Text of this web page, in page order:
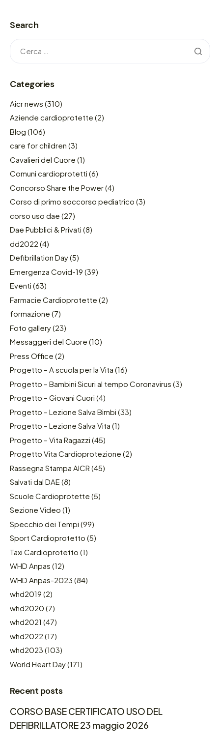
Search
Categories
Aicr news (310)
Aziende cardioprotette (2)
Blog (106)
care for children (3)
Cavalieri del Cuore (1)
Comuni cardioprotetti (6)
Concorso Share the Power(4)
Corso di primo soccorso pediatrico (3)
corso uso dae (27)
Dae Pubblici & Privati (8)
dd2022 (4)
Defibrillation Day(5)
Emergenza Covid-19 (39)
Eventi (63)
Farmacie Cardioprotette (2)
formazione (7)
Foto gallery(23)
Messaggeri del Cuore (10)
Press Office (2)
Progetto – A scuola per la Vita (16)
Progetto – Bambini Sicuri al tempo Coronavirus (3)
Progetto – Giovani Cuori (4)
Progetto – Lezione Salva Bimbi (33)
Progetto – Lezione Salva Vita (1)
Progetto – Vita Ragazzi (45)
Progetto Vita Cardioprotezione (2)
Rassegna Stampa AICR (45)
Salvati dal DAE (8)
Scuole Cardioprotette (5)
Sezione Video (1)
Specchio dei Tempi (99)
Sport Cardioprotetto (5)
Taxi Cardioprotetto (1)
WHD Anpas (12)
WHD Anpas-2023 (84)
whd2019 (2)
whd2020 (7)
whd2021 (47)
whd2022 (17)
whd2023 (103)
World Heart Day(171)
Recent posts
CORSO BASE CERTIFICATO USO DEL
DEFIBRILLATORE 23 maggio 2026